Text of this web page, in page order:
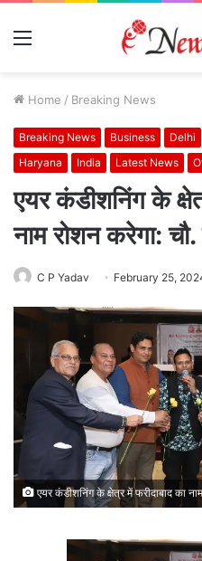
Menu
Home / Breaking News
Breaking News Business Delhi
Haryana
India Latest News
एयर कंडीशनिंग के
नाम रोशन करेगा: चौ.
C P Yadav February 25,
एयर कंडीशनिंग के क्षेत्र में फरीदाबाद का